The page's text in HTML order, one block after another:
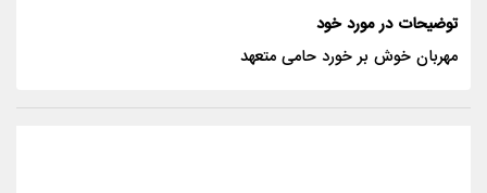
توضیحات در مورد خود
مهربان خوش بر خورد حامی متعهد